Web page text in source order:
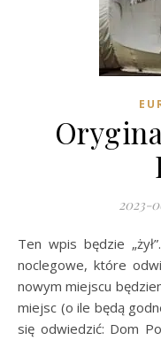
2023-
Ten wpis będzie „żył”. Znajdziecie tu oryginalne miejsca
noclegowe, które
nowym miejscu
miejsc (o ile będą
się odwiedzić: Dom